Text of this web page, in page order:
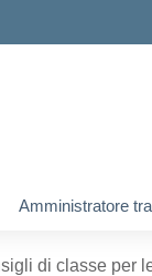
Amministratore
di classe per